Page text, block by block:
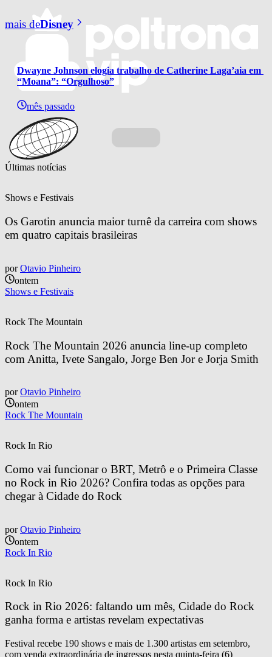
mais deDisney
Dwayne Johnson elogia trabalho de Catherine Laga’aia em
“Moana”: “Orgulhoso”
mês passado
Últimas notícias
Shows e Festivais
Os Garotin anuncia maior turnê da carreira com shows
em quatro capitais brasileiras
por Otavio Pinheiro
ontem
Shows e Festivais
Rock The Mountain
Rock The Mountain 2026 anuncia line-up completo
com Anitta, Ivete Sangalo, Jorge Ben Jor e Jorja Smith
por Otavio Pinheiro
ontem
Rock The Mountain
Rock In Rio
Como vai funcionar o BRT, Metrô e o Primeira Classe
no Rock in Rio 2026? Confira todas as opções para
chegar à Cidade do Rock
por Otavio Pinheiro
ontem
Rock In Rio
Rock In Rio
Rock in Rio 2026: faltando um mês, Cidade do Rock
ganha forma e artistas revelam expectativas
Festival recebe 190 shows e mais de 1.300 artistas em setembro,
com venda extraordinária de ingressos nesta quinta-feira (6)